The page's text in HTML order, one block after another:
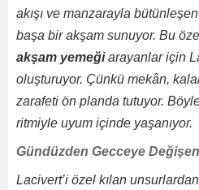
akışı ve manzarayla
başa bir akşam sunuyor. Bu
akşam yemeğiarayanlar için
oluşturuyor. Çünkü mekân,
zarafeti ön planda tutuyor.
ritmiyle uyum içinde yaşanıyor.
Gündüzden Gecceye
Lacivert’i özel kılan